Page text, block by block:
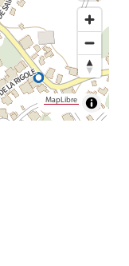
MapLibre